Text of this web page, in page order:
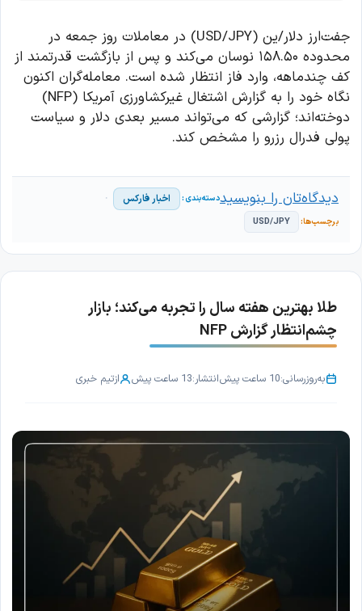
جفت‌ارز دلار/ین (USD/JPY) در معاملات روز جمعه در
محدوده ۱۵۸.۵۰ نوسان می‌کند و پس از بازگشت قدرتمند از
کف چندماهه، وارد فاز انتظار شده است. معامله‌گران اکنون
نگاه خود را به گزارش اشتغال غیرکشاورزی آمریکا (NFP)
دوخته‌اند؛ گزارشی که می‌تواند مسیر بعدی دلار و سیاست
پولی فدرال رزرو را مشخص کند.
اخبار فارکس
USD/JPY
دیدگاه‌تان را بنویسید
طلا بهترین هفته سال را تجربه می‌کند؛ بازار
چشم‌انتظار گزارش NFP
به‌روزرسانی:10 ساعت پیش انتشار:13 ساعت پیش ازتیم خبری